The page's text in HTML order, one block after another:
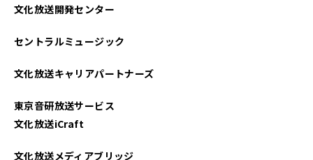
文化放送開発センター
セントラルミュージック
文化放送キャリアパートナーズ
東京音研放送サービス
文化放送iCraft
文化放送メディアブリッジ